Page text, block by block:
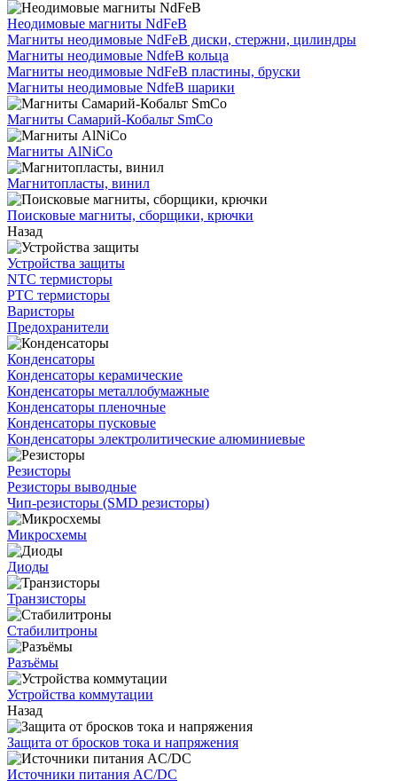
Неодимовые магниты NdFeB
Магниты неодимовые NdFeB диски, стержни, цилиндры
Магниты неодимовые NdfeB кольца
Магниты неодимовые NdFeB пластины, бруски
Магниты неодимовые NdfeB шарики
Магниты Самарий-Кобальт SmCo
Магниты AlNiCo
Магнитопласты, винил
Поисковые магниты, сборщики, крючки
Назад
Устройства защиты
NTC термисторы
PTC термисторы
Варисторы
Предохранители
Конденсаторы
Конденсаторы керамические
Конденсаторы металлобумажные
Конденсаторы пленочные
Конденсаторы пусковые
Конденсаторы электролитические алюминиевые
Резисторы
Резисторы выводные
Чип-резисторы (SMD резисторы)
Микросхемы
Диоды
Транзисторы
Стабилитроны
Разъёмы
Устройства коммутации
Назад
Защита от бросков тока и напряжения
Источники питания AC/DC